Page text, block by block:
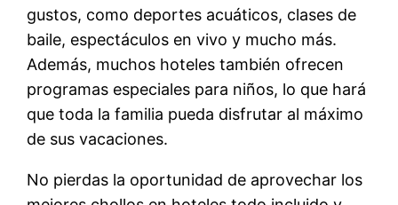
gustos, como deportes acuáticos, clases de
baile, espectáculos en vivo y mucho más.
Además, muchos hoteles también ofrecen
programas especiales para niños, lo que hará
que toda la familia pueda disfrutar al máximo
de sus vacaciones.
No pierdas la oportunidad de aprovechar los